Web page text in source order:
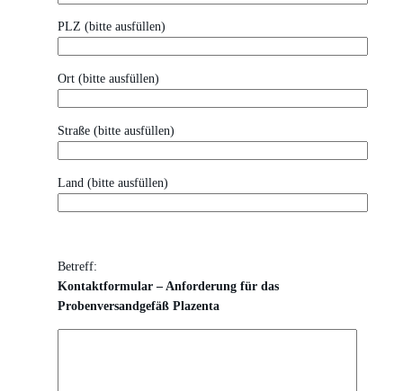
PLZ (bitte ausfüllen)
Ort (bitte ausfüllen)
Straße (bitte ausfüllen)
Land (bitte ausfüllen)
Betreff:
Kontaktformular – Anforderung für das
Probenversandgefäß Plazenta